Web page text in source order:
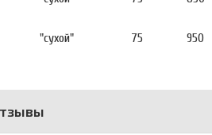
"сухой" 75 950